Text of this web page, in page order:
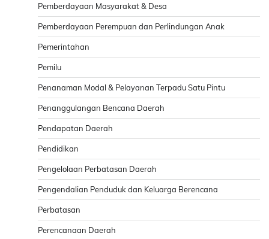
Pemberdayaan Masyarakat & Desa
Pemberdayaan Perempuan dan Perlindungan Anak
Pemerintahan
Pemilu
Penanaman Modal & Pelayanan Terpadu Satu Pintu
Penanggulangan Bencana Daerah
Pendapatan Daerah
Pendidikan
Pengelolaan Perbatasan Daerah
Pengendalian Penduduk dan Keluarga Berencana
Perbatasan
Perencanaan Daerah